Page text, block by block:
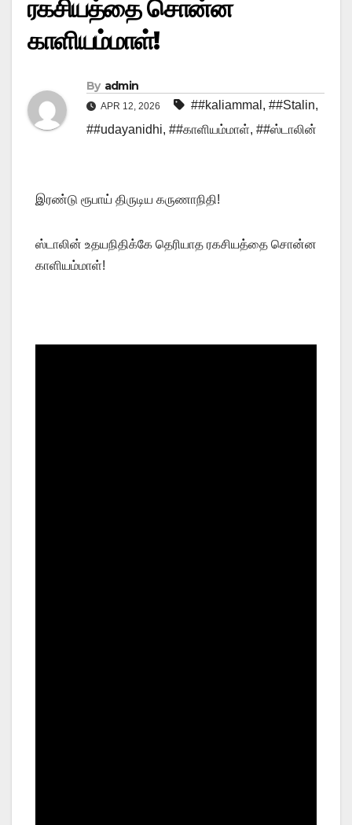
ரகசியத்தை சொன்ன
காளியம்மாள்!
By admin
APR 12, 2026 ##kaliammal , ##Stalin,
##udayanidhi, ##காளியம்மாள், ##ஸ்டாலின்
இரண்டு ரூபாய் திருடிய கருணாநிதி!
ஸ்டாலின் உதயநிதிக்கே தெரியாத ரகசியத்தை சொன்ன
காளியம்மாள்!